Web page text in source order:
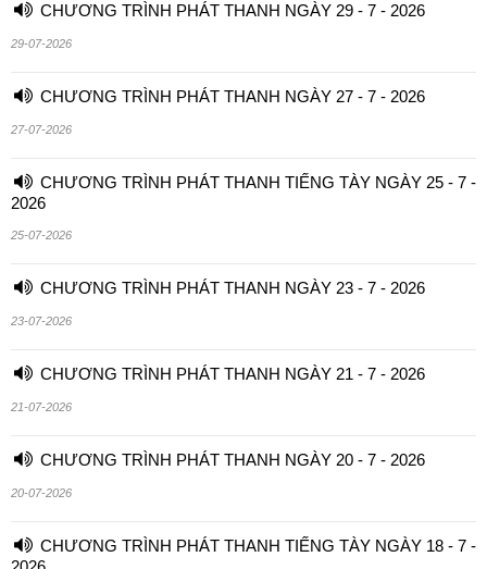
CHƯƠNG TRÌNH PHÁT THANH NGÀY 29 - 7 - 2026
29-07-2026
CHƯƠNG TRÌNH PHÁT THANH NGÀY 27 - 7 - 2026
27-07-2026
CHƯƠNG TRÌNH PHÁT THANH TIẾNG TÀY NGÀY 25 - 7 -
2026
25-07-2026
CHƯƠNG TRÌNH PHÁT THANH NGÀY 23 - 7 - 2026
23-07-2026
CHƯƠNG TRÌNH PHÁT THANH NGÀY 21 - 7 - 2026
21-07-2026
CHƯƠNG TRÌNH PHÁT THANH NGÀY 20 - 7 - 2026
20-07-2026
CHƯƠNG TRÌNH PHÁT THANH TIẾNG TÀY NGÀY 18 - 7 -